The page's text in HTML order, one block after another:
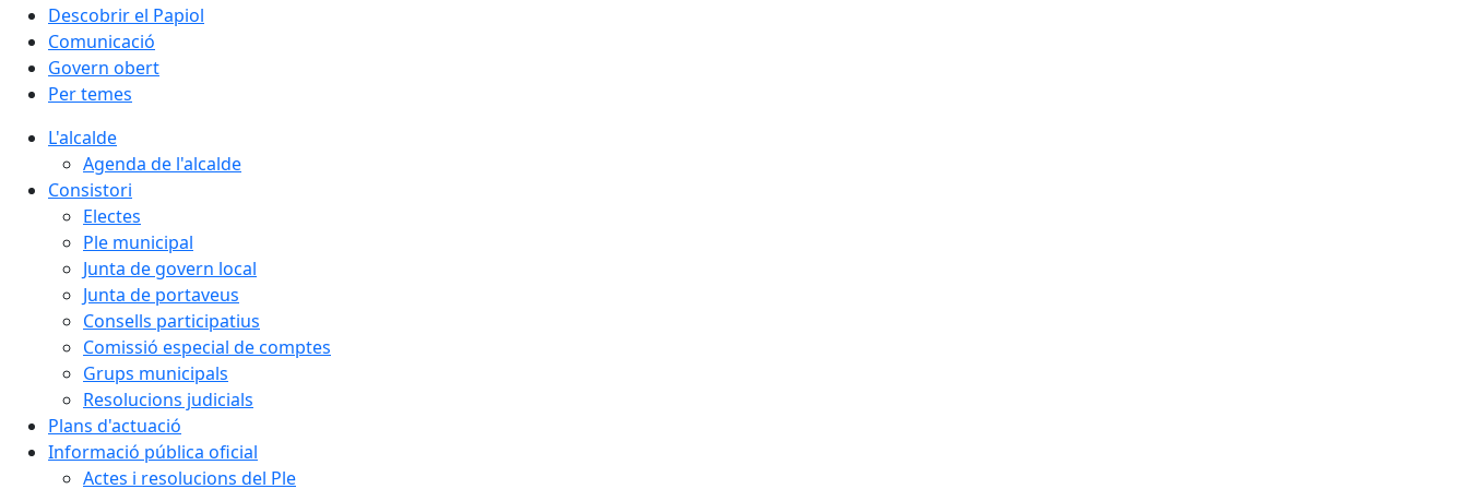
Descobrir el Papiol
Comunicació
Govern obert
Per temes
L'alcalde
Agenda de l'alcalde
Consistori
Electes
Ple municipal
Junta de govern local
Junta de portaveus
Consells participatius
Comissió especial de comptes
Grups municipals
Resolucions judicials
Plans d'actuació
Informació pública oficial
Actes i resolucions del Ple